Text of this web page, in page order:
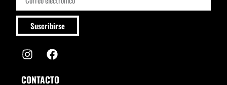
Suscribirse
CONTACTO